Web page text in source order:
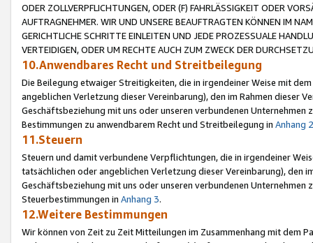
ODER ZOLLVERPFLICHTUNGEN, ODER (F) FAHRLÄSSIGKEIT ODER
AUFTRAGNEHMER. WIR UND UNSERE BEAUFTRAGTEN KÖNNEN IM
GERICHTLICHE SCHRITTE EINLEITEN UND JEDE PROZESSUALE
VERTEIDIGEN, ODER UM RECHTE AUCH ZUM ZWECK DER
10.Anwendbares Recht und Streitbeilegung
Die Beilegung etwaiger Streitigkeiten, die in irgendeiner Weise mit
angeblichen Verletzung dieser Vereinbarung), den im Rahmen dieser
Geschäftsbeziehung mit uns oder unseren verbundenen
Bestimmungen zu anwendbarem Recht und Streitbeilegung in Anhang 2
11.Steuern
Steuern und damit verbundene Verpflichtungen, die in irgendeiner
tatsächlichen oder angeblichen Verletzung dieser Vereinbarung), den
Geschäftsbeziehung mit uns oder unseren verbundenen
Steuerbestimmungen in Anhang 3.
12.Weitere Bestimmungen
Wir können von Zeit zu Zeit Mitteilungen im Zusammenhang mit dem